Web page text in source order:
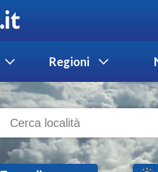
Regioni